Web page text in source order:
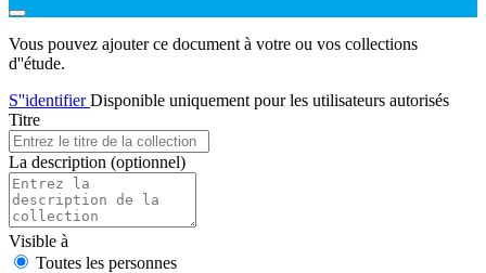
Vous pouvez ajouter ce document à votre ou vos collections
d''étude.
S''identifierDisponible uniquement pour les utilisateurs autorisés
Titre
La description (optionnel)
Visible à
Toutes les personnes